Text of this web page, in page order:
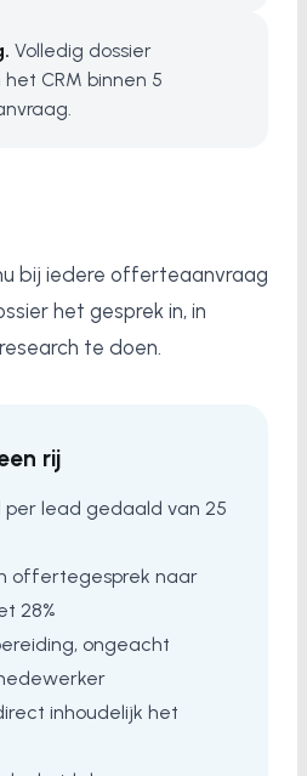
Volledig dossier
CRM binnen 5
bij iedere offerteaanvraag
het gesprek in, in
te doen.
rij
per lead gedaald van 25
offertegesprek naar
28%
ongeacht
inhoudelijk het